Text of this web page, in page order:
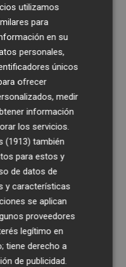
digo que soy de Foios"
Rabal de Águilas a la
la voz y la mirada
utilizamos
para
en su
personales,
únicos
ofrecer
medir
información
los servicios.
(1913) también
para estos y
de datos de
y características
se aplican
proveedores
legítimo en
tiene derecho a
de publicidad.